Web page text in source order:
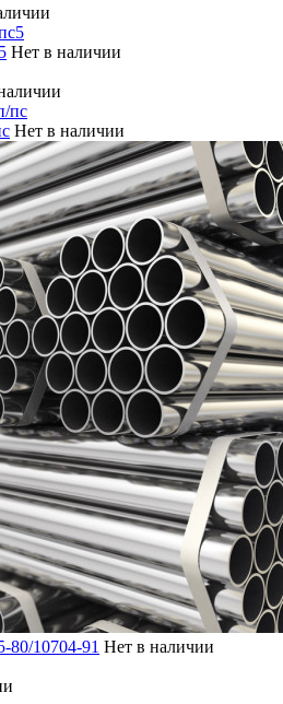
Нет в наличии
Нет в наличии
10704-91 Нет в наличии